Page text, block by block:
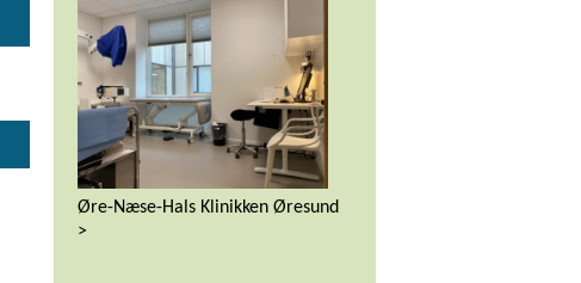
Øre-Næse-Hals Klinikken Øresund
>